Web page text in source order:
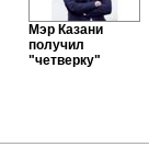
Мэр Казани
получил
"четверку"